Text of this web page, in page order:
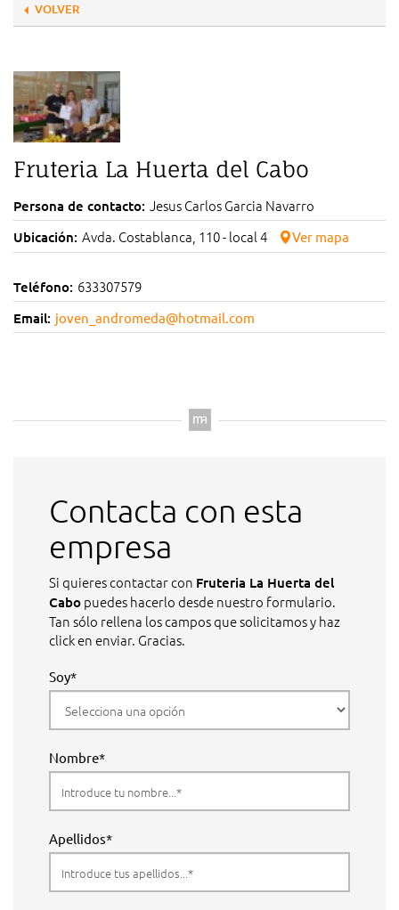
VOLVER
Fruteria La Huerta del Cabo
Persona de contacto: Jesus Carlos Garcia Navarro
Ubicación: Avda. Costablanca, 110 - local 4 Ver mapa
Teléfono: 633307579
Email: joven_andromeda@hotmail.com
Contacta con esta
empresa
Si quieres contactar con Fruteria La Huerta del
Cabo puedes hacerlo desde nuestro formulario.
Tan sólo rellena los campos que solicitamos y haz
click en enviar. Gracias.
Soy*
Nombre*
Apellidos*